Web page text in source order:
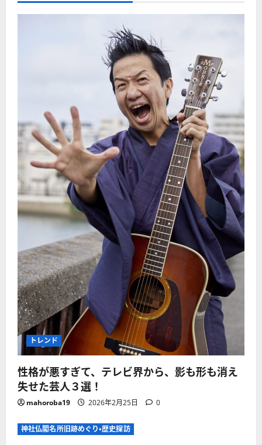
トレンド
性格が悪すぎて、テレビ界から、影も形も消え
失せた芸人３選！
mahoroba19 2026年2月25日 0
神社仏閣名所旧跡めぐり・歴史探訪